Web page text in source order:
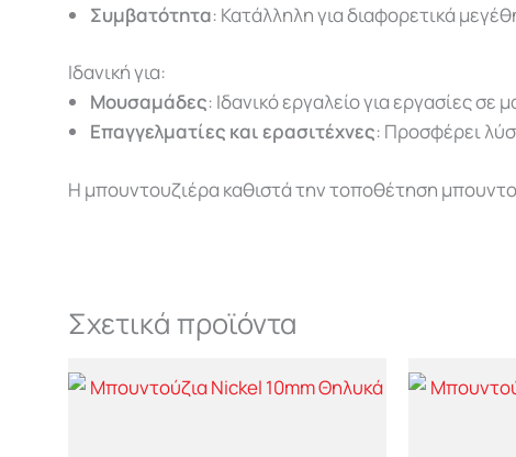
Συμβατότητα: Κατάλληλη για διαφορετικά
Ιδανική για:
Μουσαμάδες: Ιδανικό εργαλείο για εργασίες
Επαγγελματίες και ερασιτέχνες: Προσφέρει
Η μπουντουζιέρα καθιστά την τοποθέτηση
Σχετικά προϊόντα